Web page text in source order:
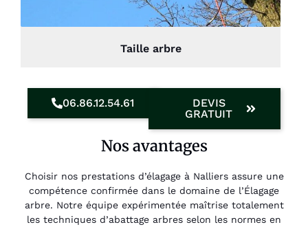
Taille arbre
06.86.12.54.61
DEVIS
GRATUIT
Nos avantages
Choisir nos prestations d’élagage à Nalliers assure une
compétence confirmée dans le domaine de l’Élagage
arbre. Notre équipe expérimentée maîtrise totalement
les techniques d’abattage arbres selon les normes en